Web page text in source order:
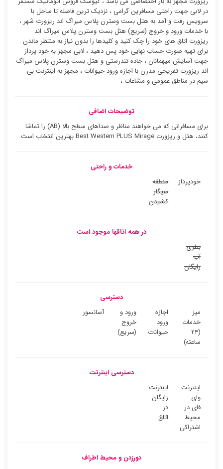
در لابی جهت راحتی مسافرین گرامی ، نزدیک ترین فاصله تا ساحل با
سرویس رفت و آمد به هتل بست وسترن پلاس میراگ اند ریزورت شهر ،
با خدمات ورود و خروج (سریع) هتل بست وسترن پلاس میراگ اند
ریزورت اتاق های خود را چک کنید و کلیدها را بدون نیاز به منتظر ماندن
برای تهیه صورت حساب نهایی خود پس دهید ، لابی مجهز به خود پرداز
جهت آسایش میهمانان ، جاده تندرستی و هتل بست وسترن پلاس میراگ
اند ریزورت تفریحی مدرن با اجازه ورود حیوانات ، مجهز به اینترنت بی
سیم در مناطق عمومی و مشاعات ،
توضیحات اضافی
برای مسافرانی که می خواهند مناظر و صداهای سطح بالا (AB) را تماشا
کنند، هتل و ریزورت Best Western PLUS Mirage بهترین انتخاب است.
خدمات و راحتی
خودپرداز
منطقه
سیگار
کشیدن
در همه اتاقها موجود است
بطری
آب
رایگان
دسترسی
میز
خدمات
(۲۴
ساعته)
اجازه
ورود
حیوانات
ورود و
خروج
(سریع)
آسانسور
دسترسی اینترنت
اینترنت
وای
فای در
محیط
اشتراکی
اینترنت
رایگان
در
اتاق
دورزدن و محیط اطراف